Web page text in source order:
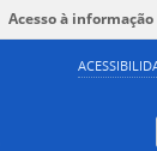
Acesso à informação